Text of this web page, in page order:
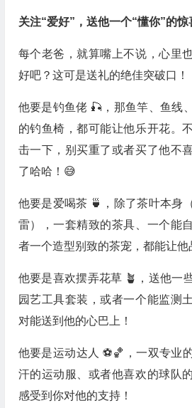
关注“爱好”，送他一个“懂你”的惊
每个老爸，就算嘴上不说，心里
好吧？这可是送礼的绝佳突破口！
他要是钓鱼佬 🎣，那鱼竿、鱼线
的钓鱼椅，都可能让他乐开花。
击一下，别买重了或者买了他不
了哈哈！😅
他要是爱喝茶 🍵，除了茶叶本身
雷），一套精致的茶具、一个能
者一个造型别致的茶宠，都能让他
他要是喜欢摆弄花草 🪴，送他一
园艺工具套装，或者一个能监测
对能送到他的心巴上！
他要是运动达人 ⚽️🏀，一双专业
汗的运动服、或者他喜欢的球队
感受到你对他的支持！